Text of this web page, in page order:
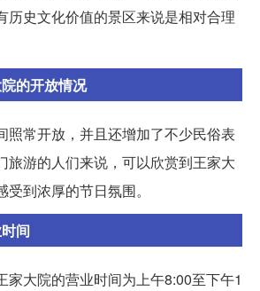
历史文化价值的景区来说是相对合理
的开放情况
照常开放，并且还增加了不少民俗表
旅游的人们来说，可以欣赏到王家大
到浓厚的节日氛围。
间
家大院的营业时间为上午8:00至下午1